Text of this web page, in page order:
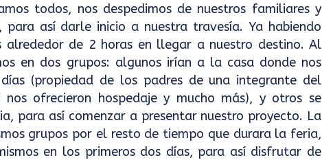
todos, nos despedimos de nuestros familiares y
así darle inicio a nuestra travesía. Ya habiendo
alrededor de 2 horas en llegar a nuestro destino. Al
en dos grupos: algunos irían a la casa donde nos
(propiedad de los padres de una integrante del
nos ofrecieron hospedaje y mucho más), y otros se
para así comenzar a presentar nuestro proyecto. La
grupos por el resto de tiempo que durara la feria,
en los primeros dos días, para así disfrutar de